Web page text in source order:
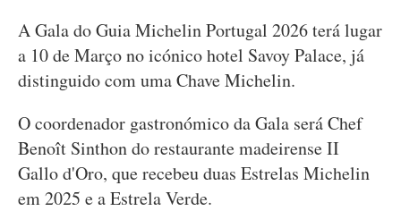
A Gala do Guia Michelin Portugal 2026 terá lugar
a 10 de Março no icónico hotel Savoy Palace, já
distinguido com uma Chave Michelin.
O coordenador gastronómico da Gala será Chef
Benoît Sinthon do restaurante madeirense II
Gallo d'Oro, que recebeu duas Estrelas Michelin
em 2025 e a Estrela Verde.